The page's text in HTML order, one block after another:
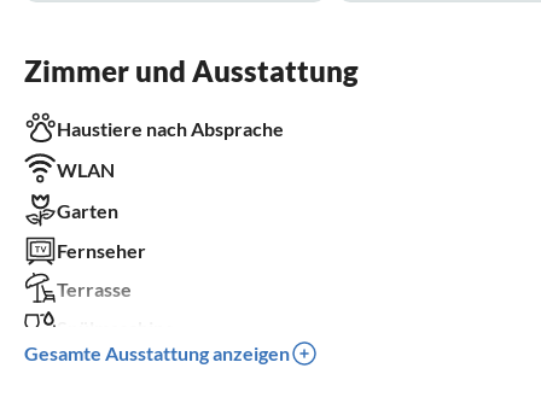
Zimmer und Ausstattung
Haustiere nach Absprache
WLAN
Garten
Fernseher
Terrasse
Parkplatz
Gesamte Ausstattung anzeigen